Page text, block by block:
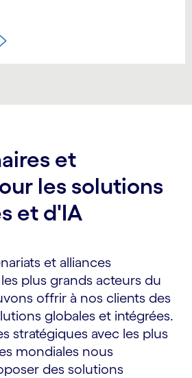
et
les solutions
et d'IA
et alliances
plus grands acteurs du
offrir à nos clients des
globales et intégrées.
stratégiques avec les plus
mondiales nous
des solutions